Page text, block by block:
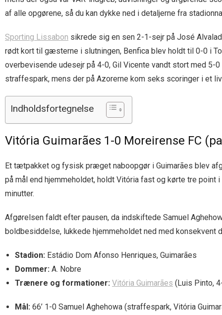
af alle opgørene, så du kan dykke ned i detaljerne fra
Sporting Lissabon sikrede sig en sen 2-1-sejr på José
rødt kort til gæsterne i slutningen, Benfica blev holdt til 0-0 i
overbevisende udesejr på 4-0, Gil Vicente vandt stort med
straffespark, mens der på Azorerne kom seks scoringer i et
Indholdsfortegnelse
Vitória Guimarães 1-0 Moreirense FC
Et tætpakket og fysisk præget naboopgør i Guimarães blev
på mål end hjemmeholdet, holdt Vitória fast og kørte tre
minutter.
Afgørelsen faldt efter pausen, da indskiftede Samuel
boldbesiddelse, lukkede hjemmeholdet ned med konsekvent
Stadion: Estádio Dom Afonso Henriques, Guimarães
Dommer: A. Nobre
Trænere og formationer: Vitória Guimarães (Luis Pinto,
Mål: 66’ 1-0 Samuel Aghehowa (straffespark, Vitória